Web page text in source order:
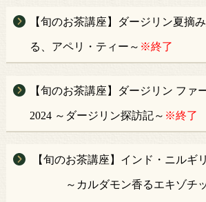
【旬のお茶講座】ダージリン夏摘
る、アペリ・ティー～ ※終了
【旬のお茶講座】ダージリン ファ
2024 ～ダージリン探訪記～ ※終了
【旬のお茶講座】インド・ニルギ
～カルダモン香るエキゾチッ